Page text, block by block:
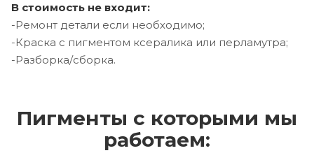
В стоимость не входит:
-Ремонт детали если необходимо;
-Краска с пигментом ксералика или перламутра;
-Разборка/сборка.
Пигменты с которыми мы
работаем: